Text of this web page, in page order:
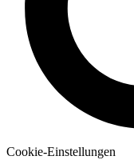
Cookie-Einstellungen